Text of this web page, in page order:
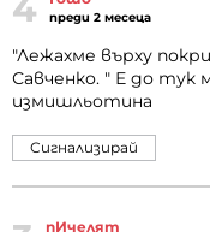
4 преди 2 месеца
"Лежахме върху
Савченко. " Е до
измишльотина
Сигнализирай
пИчелят